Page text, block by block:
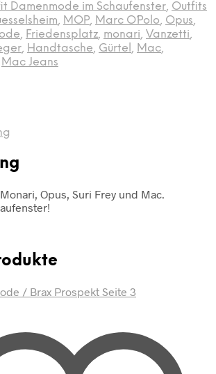
Damenmode im Schaufenster, Outfits
, MOP, Marc O´Polo, Opus,
, Friedensplatz, monari, Vanzetti,
, Handtasche, Gürtel, Mac,
Mac Jeans
Opus, Suri Frey und Mac.